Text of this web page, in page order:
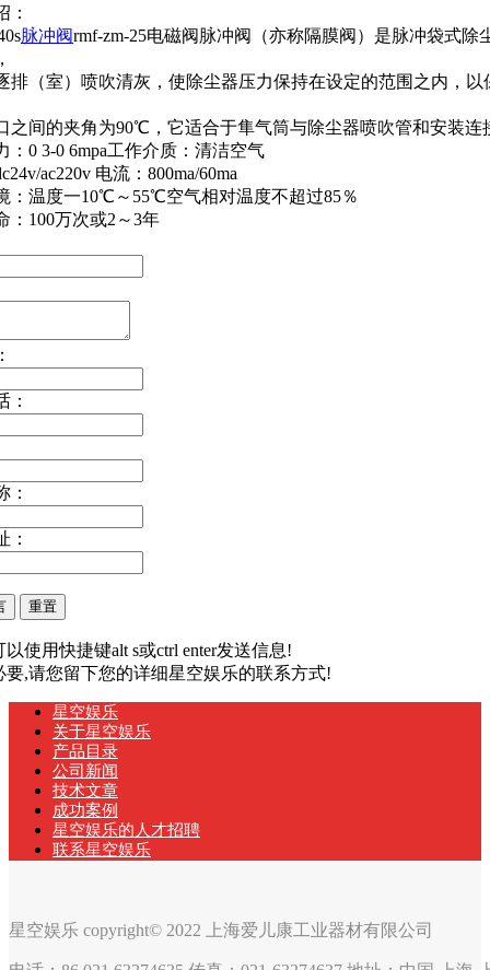
：
脉冲阀rmf-zm-25电磁阀脉冲阀（亦称隔膜阀）是脉冲袋式
排（室）喷吹清灰，使除尘器压力保持在设定的范围之内，
之间的夹角为90℃，它适合于隼气筒与除尘器喷吹管和安装
：0 3-0 6mpa工作介质：清洁空气
ac220v 电流：800ma/60ma
：温度一10℃～55℃空气相对温度不超过85％
：100万次或2～3年
：
：
：
以使用快捷键alt s或ctrl enter发送信息!
要,请您留下您的详细星空娱乐的联系方式!
星空娱乐
关于星空娱乐
产品目录
公司新闻
技术文章
成功案例
星空娱乐的人才招聘
联系星空娱乐
星空娱乐 copyright© 2022 上海爱儿康工业器材有限公司